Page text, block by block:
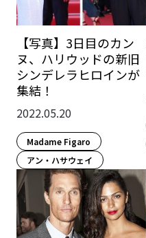
【写真】3日目のカン
ヌ、ハリウッドの新旧
シンデレラヒロインが
集結！
2022.05.20
Madame Figaro
アン・ハサウェイ